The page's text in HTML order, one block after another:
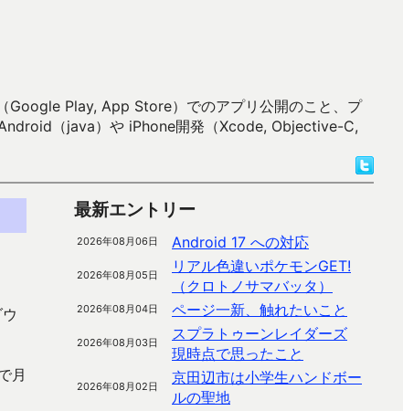
Google Play, App Store）でのアプリ公開のこと、プ
（java）や iPhone開発（Xcode, Objective-C,
月
最新エントリー
2026年08月06日 Android 17 への対応
2026年08月05日
リアル色違いポケモンGET!
（クロトノサマバッタ）
2026年08月04日 ページ一新、触れたいこと
2026年08月03日
スプラトゥーンレイダーズ
現時点で思ったこと
2026年08月02日
京田辺市は小学生ハンドボー
ルの聖地